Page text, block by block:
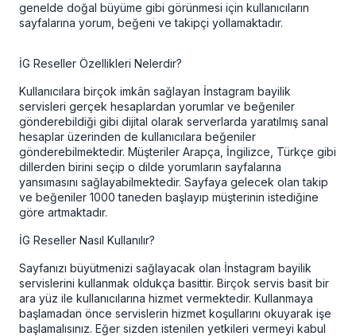
genelde doğal büyüme gibi görünmesi için kullanıcıların
sayfalarına yorum, beğeni ve takipçi yollamaktadır.
İG Reseller Özellikleri Nelerdir?
Kullanıcılara birçok imkân sağlayan İnstagram bayilik
servisleri gerçek hesaplardan yorumlar ve beğeniler
gönderebildiği gibi dijital olarak serverlarda yaratılmış sanal
hesaplar üzerinden de kullanıcılara beğeniler
gönderebilmektedir. Müşteriler Arapça, İngilizce, Türkçe gibi
dillerden birini seçip o dilde yorumların sayfalarına
yansımasını sağlayabilmektedir. Sayfaya gelecek olan takip
ve beğeniler 1000 taneden başlayıp müşterinin istediğine
göre artmaktadır.
İG Reseller Nasıl Kullanılır?
Sayfanızı büyütmenizi sağlayacak olan İnstagram bayilik
servislerini kullanmak oldukça basittir. Birçok servis basit bir
ara yüz ile kullanıcılarına hizmet vermektedir. Kullanmaya
başlamadan önce servislerin hizmet koşullarını okuyarak işe
başlamalısınız. Eğer sizden istenilen yetkileri vermeyi kabul